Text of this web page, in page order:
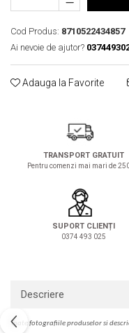
Solutie de indepartat
pentru par, masca de par
Vata demachianta
Cod Produs: 8710522434857
Ai nevoie de ajutor?
Adauga la Favorite
TRANSPORT GRATUIT
Pentru comenzi mai mari de
SUPORT CLIENȚI
0374 493 025
Descriere
Toate fotografiile produselorsi